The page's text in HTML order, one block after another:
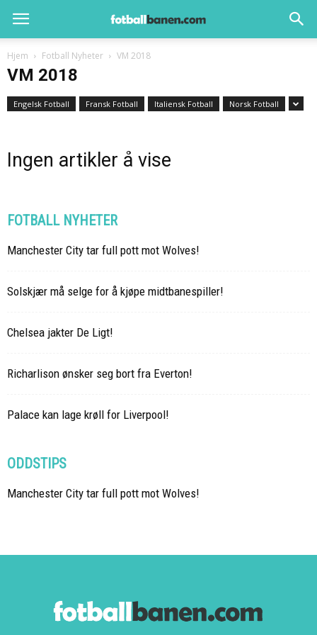
Hjem Fotball Nyheter VM 2018
VM 2018
Engelsk Fotball Fransk Fotball Italiensk Fotball Norsk Fotball
Ingen artikler å vise
FOTBALL NYHETER
Manchester City tar full pott mot Wolves!
Solskjær må selge for å kjøpe midtbanespiller!
Chelsea jakter De Ligt!
Richarlison ønsker seg bort fra Everton!
Palace kan lage krøll for Liverpool!
ODDSTIPS
Manchester City tar full pott mot Wolves!